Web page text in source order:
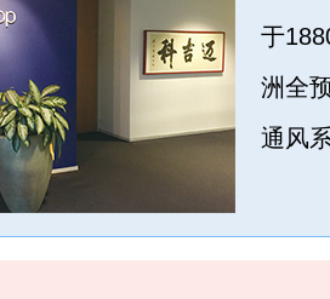
于
洲全
通风